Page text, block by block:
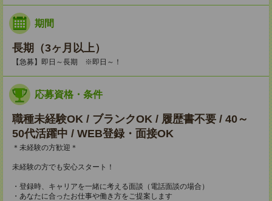
期間
長期（3ヶ月以上）
【急募】即日～長期 ※即日～！
応募資格・条件
職種未経験OK / ブランクOK / 履歴書不要 / 40～
50代活躍中 / WEB登録・面接OK
＊未経験の方歓迎＊
未経験の方でも安心スタート！
・登録時、キャリアを一緒に考える面談（電話面談の場合）
・あなたに合ったお仕事や働き方をご提案します